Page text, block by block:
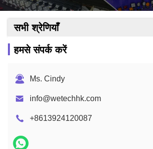
सभी श्रेणियाँ
हमसे संपर्क करें
Ms. Cindy
info@wetechhk.com
+8613924120087